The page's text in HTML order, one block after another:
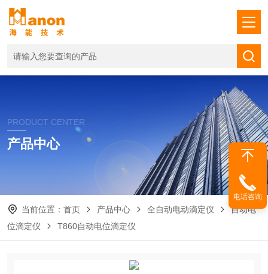
PRODUCT CENTER
产品中心
当前位置： 首页 产品中心 全自动电动滴定仪
自动电
位滴定仪
T860自动电位滴定仪
电话咨询